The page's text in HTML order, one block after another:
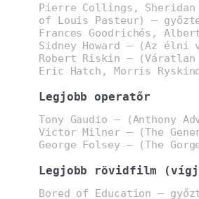
Pierre Collings,
of Louis Pasteur) –
Frances Goodrichés,
Sidney Howard – (Az élni
Robert Riskin – (Váratlan
Eric Hatch, Morris
Legjobb operatőr
Tony Gaudio – (Anthony
Victor Milner – (The
George Folsey – (The
Legjobb rövidfilm
Bored of Education –